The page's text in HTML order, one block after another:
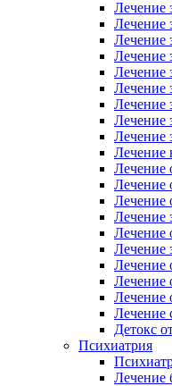
Лечение
Лечение
Лечение
Лечение
Лечение
Лечение
Лечение
Лечение
Лечение
Лечение
Лечение
Лечение
Лечение
Лечение
Лечение
Лечение
Лечение
Лечение
Лечение
Лечение
Детокс
Психиатрия
Лечение